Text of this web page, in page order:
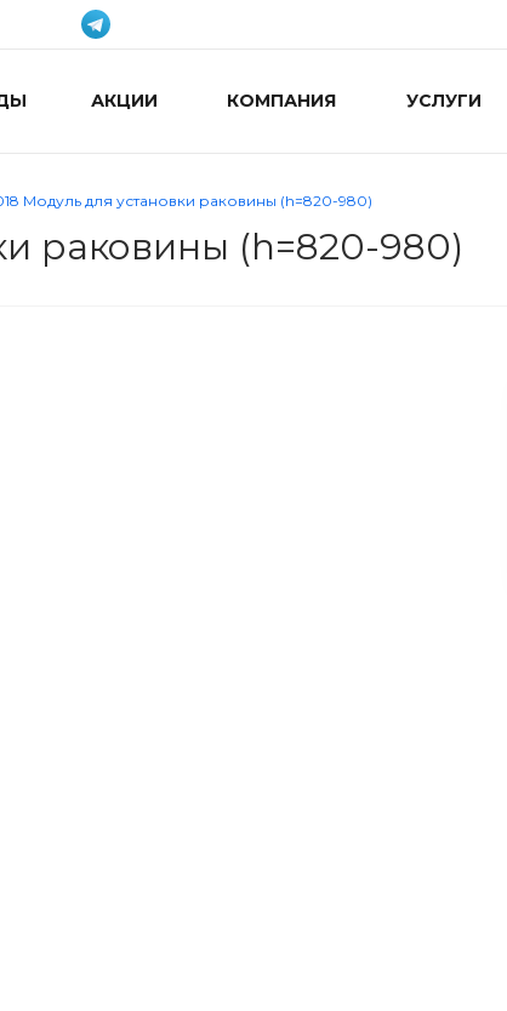
АКЦИИ КОМПАНИЯ УСЛУГИ
Модуль для установки раковины (h=820-980)
раковины (h=820-980)